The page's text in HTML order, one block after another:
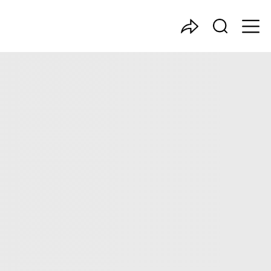
中国产业咨询领导者